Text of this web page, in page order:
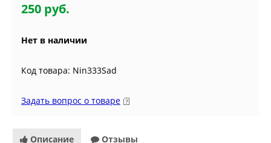
250 руб.
Нет в наличии
Код товара: Nin333Sad
Задать вопрос о товаре
Описание Отзывы